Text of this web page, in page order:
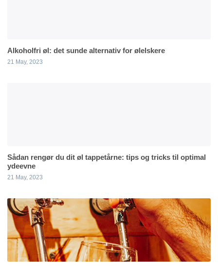
Alkoholfri øl: det sunde alternativ for ølelskere
21 May, 2023
Sådan rengør du dit øl tappetårne: tips og tricks til optimal
ydeevne
21 May, 2023